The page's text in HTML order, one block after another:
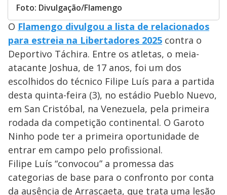
Foto: Divulgação/Flamengo
O Flamengo divulgou a lista de relacionados
para estreia na Libertadores 2025 contra o
Deportivo Táchira. Entre os atletas, o meia-
atacante Joshua, de 17 anos, foi um dos
escolhidos do técnico Filipe Luís para a partida
desta quinta-feira (3), no estádio Pueblo Nuevo,
em San Cristóbal, na Venezuela, pela primeira
rodada da competição continental. O Garoto
Ninho pode ter a primeira oportunidade de
entrar em campo pelo profissional.
Filipe Luís “convocou” a promessa das
categorias de base para o confronto por conta
da ausência de Arrascaeta, que trata uma lesão